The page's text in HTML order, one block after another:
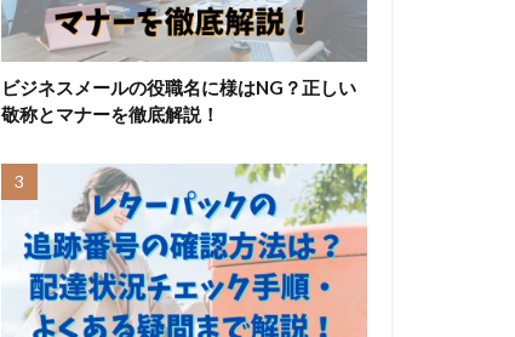
ビジネスメールの役職名に様はNG？正しい
敬称とマナーを徹底解説！